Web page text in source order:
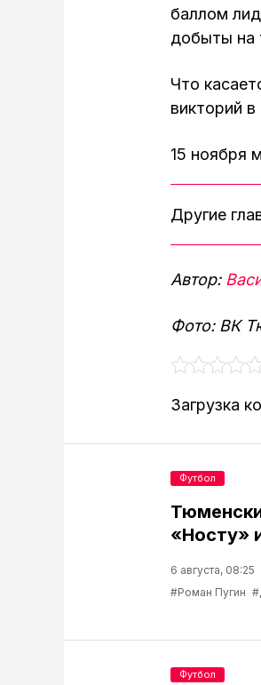
баллом
добыты на
Что
викторий
15 ноября
Другие
Автор:
Фото: ВК
Загрузка
«Носту»
6 августа, 08:25
#Роман Пугин
Футбол
Футбол